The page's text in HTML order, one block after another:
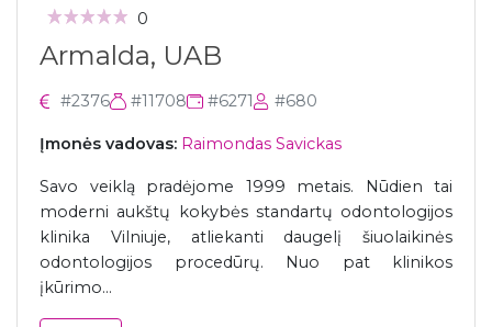
0
Armalda, UAB
#2376 #11708 #6271 #680
Įmonės vadovas: Raimondas Savickas
Savo veiklą pradėjome 1999 metais. Nūdien tai
moderni aukštų kokybės standartų odontologijos
klinika Vilniuje, atliekanti daugelį šiuolaikinės
odontologijos procedūrų. Nuo pat klinikos
įkūrimo...